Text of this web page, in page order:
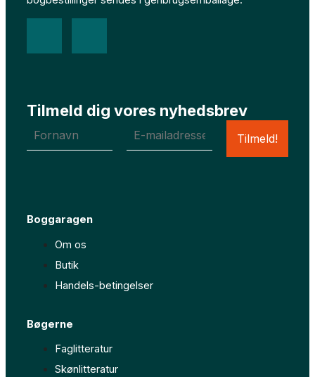
c
e
o
o
k
-
f
s
t
g
a
Tilmeld dig vores nyhedsbrev
Boggaragen
Om os
Butik
Handels-betingelser
Bøgerne
Faglitteratur
Skønlitteratur